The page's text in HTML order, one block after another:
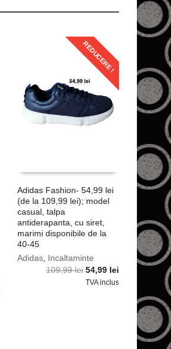
REDUCERE !
Adidas Fashion- 54,99 lei
(de la 109,99 lei); model
casual, talpa
antiderapanta, cu siret,
marimi disponibile de la
40-45
Adidas Incaltaminte
109,99lei Prețul
inițial
54,99 lei
curent
54,99 lei.
TVA inclus